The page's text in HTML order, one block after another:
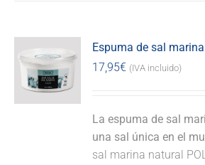
Espuma de sal
17,95€ (IVA incluido)
La espuma de sal
una sal única en el
sal marina natural